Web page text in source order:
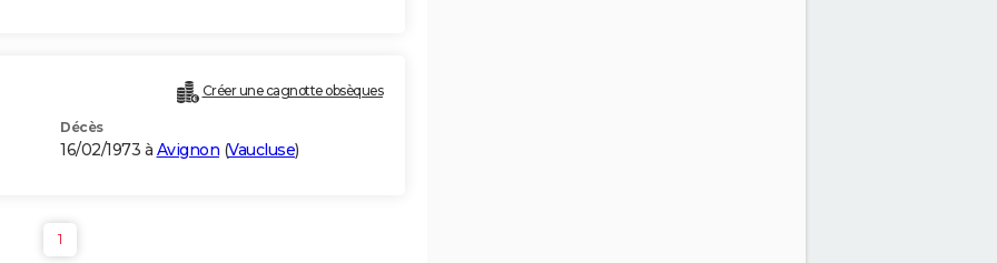
Créer une cagnotte obsèques
Décès
16/02/1973 à Avignon (Vaucluse)
1